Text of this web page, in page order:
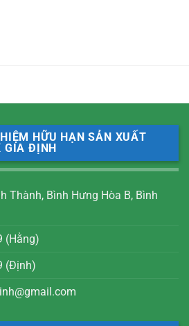
HỮU HẠN SẢN XUẤT
GIA ĐỊNH
Thành, Bình Hưng Hòa B, Bình
(Hằng)
(Định)